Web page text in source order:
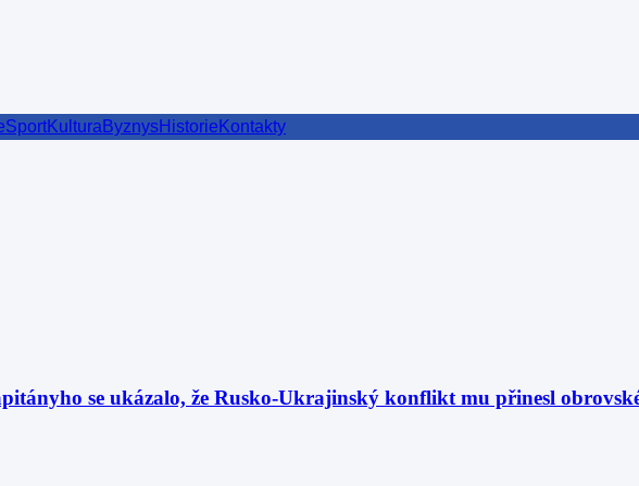
SportKultura ByznysHistorie Kontakty
se ukázalo, že Rusko-Ukrajinský konflikt mu přinesl